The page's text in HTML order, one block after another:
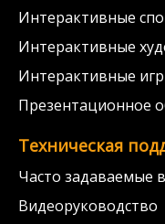
Интерактивные
Интерактивные
Интерактивные
Презентационное
Техническая
Часто задаваемые
Видеоруководство